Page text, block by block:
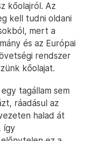
kőolajról. Az
kell tudni oldani
mert a
és az Európai
rendszer
kőolajat.
tagállam sem
ráadásul az
halad át
így